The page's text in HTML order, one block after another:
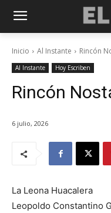
Inicio Al Instante Rincón
Al Instante Hoy Escriben
Rincón
6 julio, 2026
La Leona Huacalera
Leopoldo Constantino